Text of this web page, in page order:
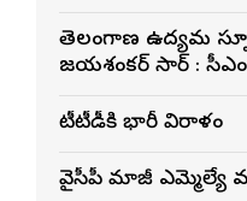
తెలంగాణ ఉద్యమ
జయశంకర్ సార్ : సీఎం
టీటీడీకి భారీ విరాళం
వైసీపీ మాజీ ఎమ్మెల్యే